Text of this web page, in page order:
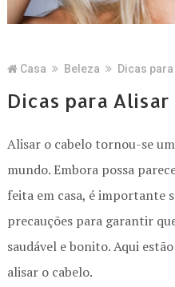
Casa Beleza Dicas
Dicas para Alisar
Alisar o cabelo tornou-se
mundo. Embora possa
feita em casa, é importante
precauções para garantir
saudável e bonito. Aqui
alisar o cabelo.